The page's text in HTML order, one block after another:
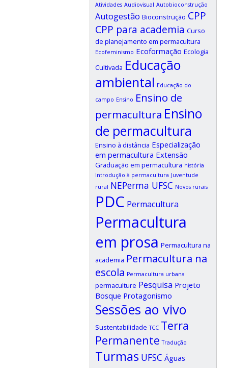
Atividades Audiovisual Autobioconstrução
Autogestão Bioconstrução CPP
CPP para academia Curso
de planejamento em permacultura
Ecofeminismo Ecoformação Ecologia
Cultivada Educação
ambiental Educação do
campo Ensino Ensino de
permacultura Ensino
de permacultura
Ensino à distância Especialização
em permacultura Extensão
Graduação em permacultura história
Introdução à permacultura Juventude
rural NEPerma UFSC Novos rurais
PDC Permacultura
Permacultura
em prosa Permacultura na
academia Permacultura na
escola Permacultura urbana
permaculture Pesquisa Projeto
Bosque Protagonismo
Sessões ao vivo
Sustentabilidade TCC Terra
Permanente Tradução
Turmas UFSC Águas